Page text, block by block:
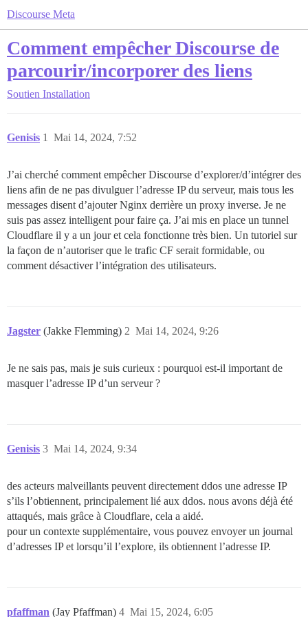
Discourse Meta
Comment empêcher Discourse de
parcourir/incorporer des liens
Soutien Installation
Genisis Mai 14, 2024, 7:52
1
J’ai cherché comment empêcher Discourse d’explorer/d’intégrer des
liens afin de ne pas divulguer l’adresse IP du serveur, mais tous les
messages disent d’ajouter Nginx derrière un proxy inverse. Je ne
suis pas assez intelligent pour faire ça. J’ai mis en place un tunnel
Cloudflare il y a un jour et cela fonctionne très bien. Un tutoriel sur
la façon de n’autoriser que le trafic CF serait formidable, ou
comment désactiver l’intégration des utilisateurs.
Jagster (Jakke Flemming) Mai 14, 2024, 9:26
2
Je ne sais pas, mais je suis curieux : pourquoi est-il important de
masquer l’adresse IP d’un serveur ?
Genisis Mai 14, 2024, 9:34
3
des acteurs malveillants peuvent directement ddos une adresse IP
s’ils l’obtiennent, principalement lié aux ddos. nous avons déjà été
attaqués, mais grâce à Cloudflare, cela a aidé.
pour un contexte supplémentaire, vous pouvez envoyer un journal
d’adresses IP et lorsqu’il l’explore, ils obtiennent l’adresse IP.
pfaffman (Jay Pfaffman) Mai 15, 2024, 6:05
4